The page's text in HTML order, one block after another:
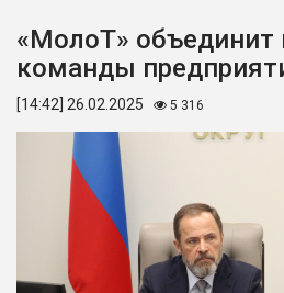
«МолоТ»
команды
[14:42] 26.02.2025 5 316